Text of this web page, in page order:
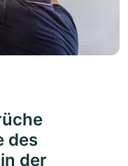
des
der